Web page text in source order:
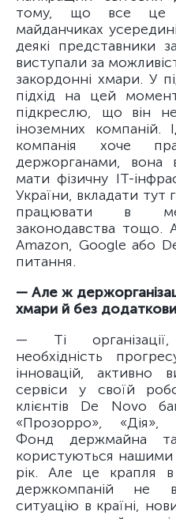
тому, що все це
майданчиках
деякі представники
виступали за
закордонні хмари. У
підхід на цей
підкреслю, що він
іноземних
компанія хоче
держорганами, вона
мати фізичну ІТ-
України, вкладати тут
працювати в
законодавства
Amazon, Google або
питання.
— Але ж
хмари й без
— Ті
необхідність
інновацій, активно
сервіси у своїй
клієнтів De Novo
«Прозорро», «Дiя»,
Фонд держмайна
користуються
рік. Але це крапля
держкомпаній не
ситуацію в країні,